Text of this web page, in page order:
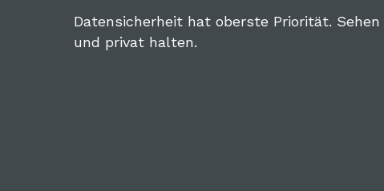
Datensicherheit hat oberste Priorität.
und privat halten.